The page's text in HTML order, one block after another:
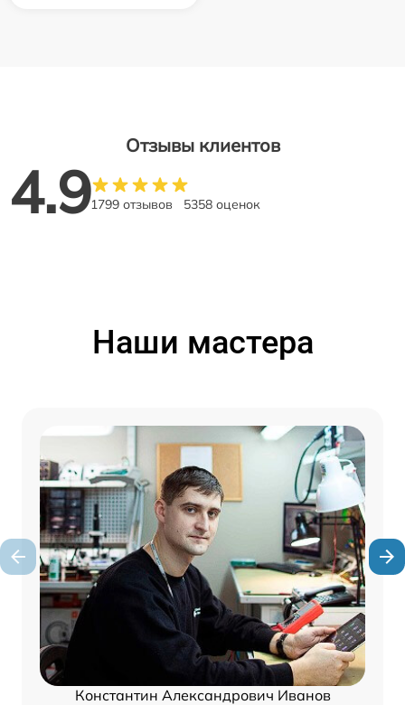
Отзывы клиентов
4.91799 отзывов 5358 оценок
Наши мастера
Константин Александрович Иванов